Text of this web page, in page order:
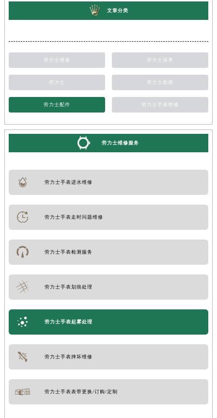
文章分类
劳力士维修 劳力士保养
劳力士 劳力士新闻
劳力士配件 劳力士手表维修
劳力士维修服务
劳力士手表进水维修
劳力士手表走时问题维修
劳力士手表检测服务
劳力士手表划痕处理
劳力士手表起雾处理
劳力士手表摔坏维修
劳力士手表表带更换/订购/定制